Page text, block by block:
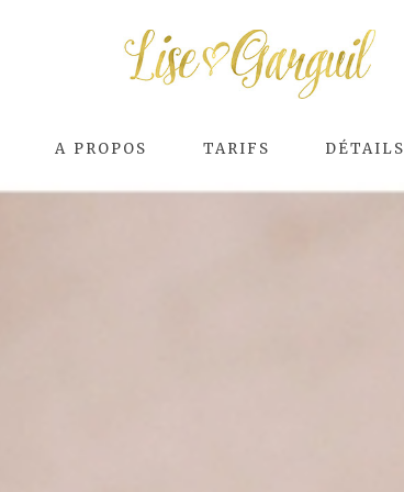
A PROPOS TARIFS DÉTAILS